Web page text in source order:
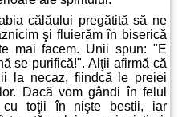
călăului pregătită să ne
şi fluierăm în biserică
mai facem. Unii spun: "E
se purifică!". Alţii afirmă că
la necaz, fiindcă le preiei
Dacă vom gândi în felul
cu toţii în nişte bestii, iar